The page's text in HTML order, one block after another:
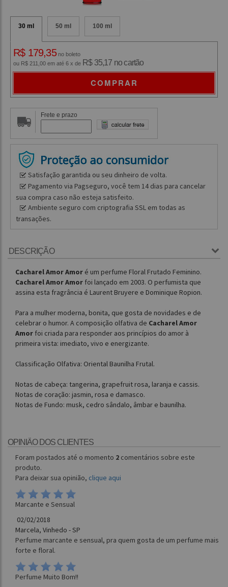
30 ml 50 ml 100 ml
R$ 179,35no boleto
ou R$ 211,00 em até 6 x de R$ 35,17 no cartão
COMPRAR
Frete e prazo
Satisfação garantida ou seu dinheiro de volta.
Pagamento via Pagseguro, você tem 14 dias para cancelar
sua compra caso não esteja satisfeito.
Ambiente seguro com criptografia SSL em todas as
transações.
DESCRIÇÃO
Cacharel Amor Amor é um perfume Floral Frutado Feminino.
Cacharel Amor Amor foi lançado em 2003. O perfumista que
assina esta fragrância é Laurent Bruyere e Dominique Ropion.
Para a mulher moderna, bonita, que gosta de novidades e de
celebrar o humor. A composição olfativa de Cacharel Amor
Amor foi criada para responder aos princípios do amor à
primeira vista: imediato, vivo e energizante.
Classificação Olfativa: Oriental Baunilha Frutal.
Notas de cabeça: tangerina, grapefruit rosa, laranja e cassis.
Notas de coração: jasmin, rosa e damasco.
Notas de Fundo: musk, cedro sândalo, âmbar e baunilha.
OPINIÃO DOS CLIENTES
Foram postados até o momento 2 comentários sobre este
produto.
Para deixar sua opinião, clique aqui
Marcante e Sensual
02/02/2018
Marcela, Vinhedo - SP
Perfume marcante e sensual, pra quem gosta de um perfume mais
forte e floral.
Perfume Muito Bom!!